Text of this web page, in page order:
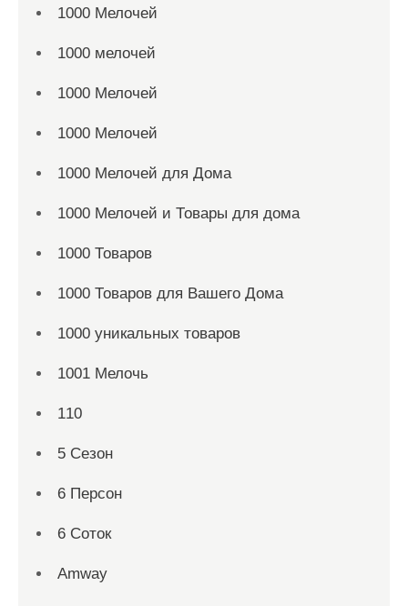
1000 Мелочей
1000 мелочей
1000 Мелочей
1000 Мелочей
1000 Мелочей для Дома
1000 Мелочей и Товары для дома
1000 Товаров
1000 Товаров для Вашего Дома
1000 уникальных товаров
1001 Мелочь
110
5 Сезон
6 Персон
6 Соток
Amway